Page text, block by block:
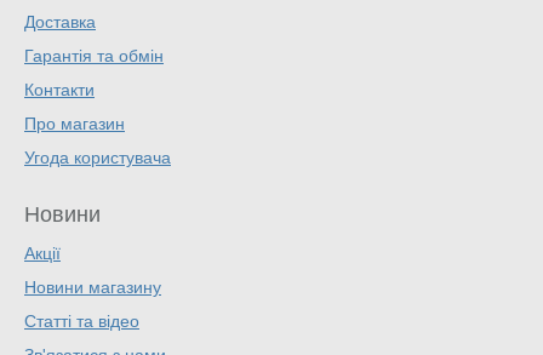
Доставка
Гарантія та обмін
Контакти
Про магазин
Угода користувача
Новини
Акції
Новини магазину
Статті та відео